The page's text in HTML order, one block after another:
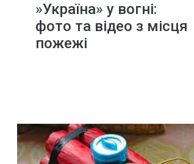
»Україна» у вогні:
фото та відео з місця
пожежі